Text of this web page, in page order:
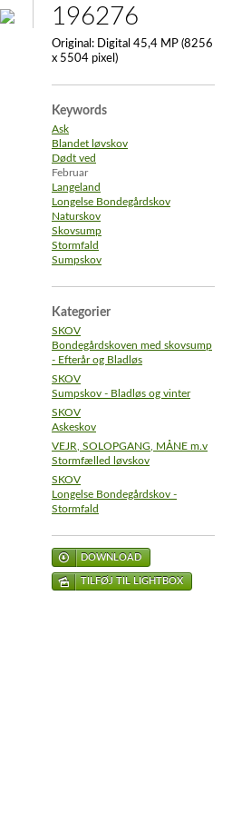
196276
Original: Digital 45,4 MP (8256
x 5504 pixel)
Keywords
Ask
Blandet løvskov
Dødt ved
Februar
Langeland
Longelse Bondegårdskov
Naturskov
Skovsump
Stormfald
Sumpskov
Kategorier
SKOV
Bondegårdskoven med skovsump
- Efterår og Bladløs
SKOV
Sumpskov - Bladløs og vinter
SKOV
Askeskov
VEJR, SOLOPGANG, MÅNE m.v
Stormfælled løvskov
SKOV
Longelse Bondegårdskov -
Stormfald
DOWNLOAD
TILFØJ TIL LIGHTBOX